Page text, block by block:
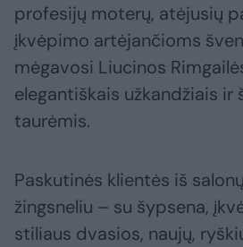
profesijų moterų, atėjusių
įkvėpimo artėjančioms
mėgavosi Liucinos
elegantiškais užkandžiais ir
taurėmis.
Paskutinės klientės iš
žingsneliu – su šypsena,
stiliaus dvasios, naujų,